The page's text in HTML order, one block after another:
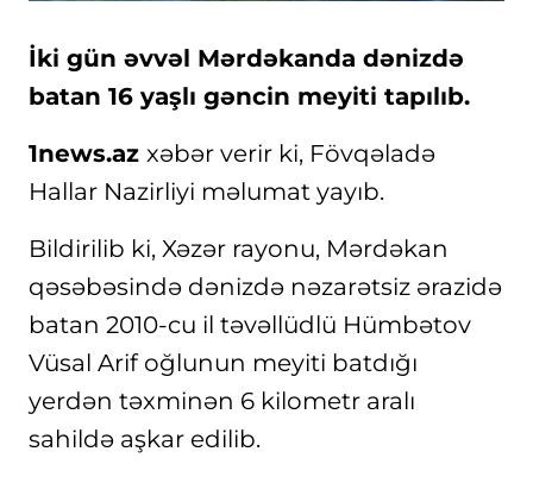
İki gün əvvəl Mərdəkanda dənizdə
batan 16 yaşlı gəncin meyiti tapılıb.
1news.az xəbər verir ki, Fövqəladə
Hallar Nazirliyi məlumat yayıb.
Bildirilib ki, Xəzər rayonu, Mərdəkan
qəsəbəsində dənizdə nəzarətsiz ərazidə
batan 2010-cu il təvəllüdlü Hümbətov
Vüsal Arif oğlunun meyiti batdığı
yerdən təxminən 6 kilometr aralı
sahildə aşkar edilib.